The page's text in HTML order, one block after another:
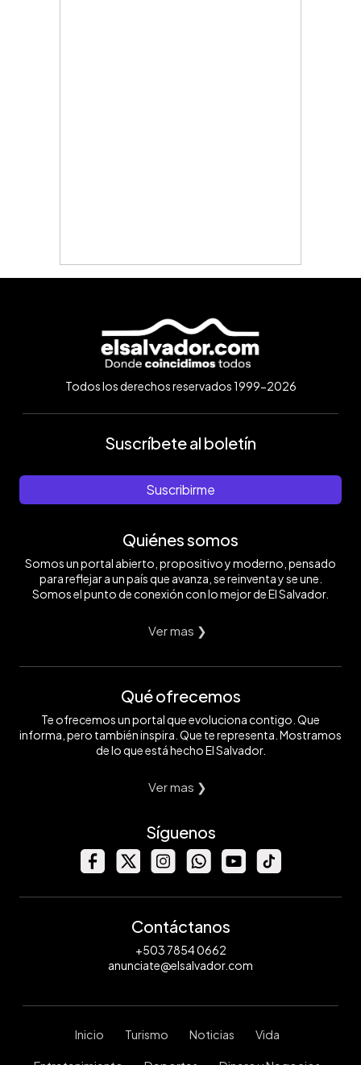
Todos los derechos reservados 1999-2026
Suscríbete al boletín
Suscribirme
Quiénes somos
Somos un portal abierto, propositivo y moderno, pensado
para reflejar a un país que avanza, se reinventa y se une.
Somos el punto de conexión con lo mejor de El Salvador.
Ver mas ❯
Qué ofrecemos
Te ofrecemos un portal que evoluciona contigo. Que
informa, pero también inspira. Que te representa. Mostramos
de lo que está hecho El Salvador.
Ver mas ❯
Síguenos
Contáctanos
+503 7854 0662
anunciate@elsalvador.com
Inicio Turismo Noticias Vida